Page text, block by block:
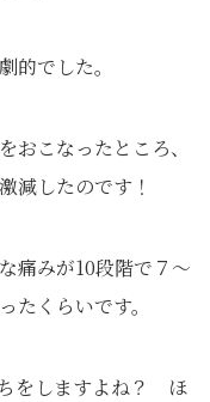
的でした。
おこなったところ、
減したのです！
痛みが10段階で７～
たくらいです。
をしますよね？ ほ